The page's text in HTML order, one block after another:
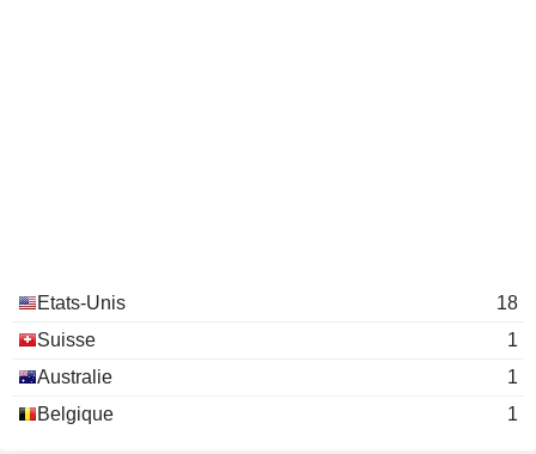
Etats-Unis
18
Suisse
1
Australie
1
Belgique
1